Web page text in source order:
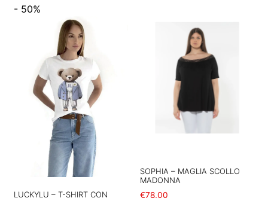
- 50%
LUCKYLU – T-SHIRT CON
SOPHIA – MAGLIA SCOLLO
MADONNA
€78,00